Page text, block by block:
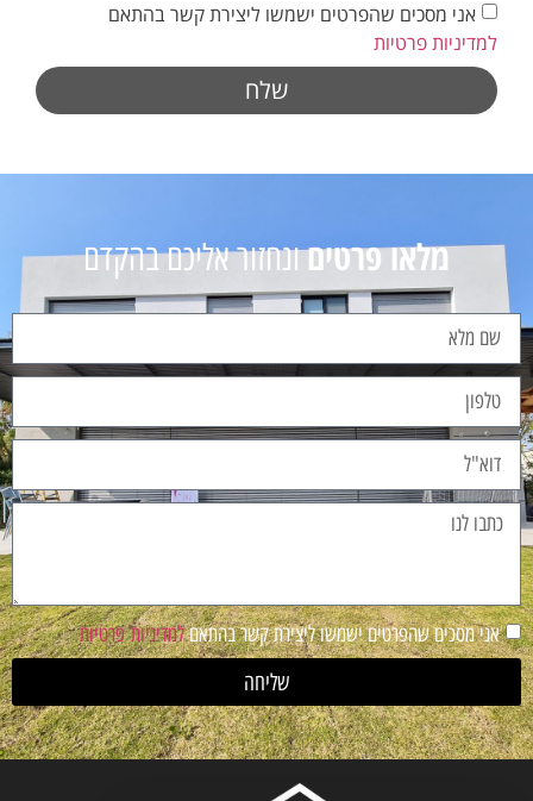
אני מסכים שהפרטים ישמשו ליצירת קשר בהתאם
למדיניות פרטיות
שלח
מלאו פרטיםונחזור אליכם בהקדם
אני מסכים שהפרטים ישמשו ליצירת קשר בהתאםלמדיניות פרטיות
שליחה